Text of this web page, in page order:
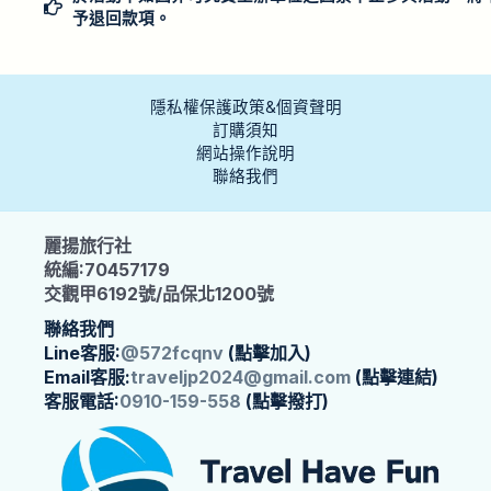
予退回款項。
隱私權保護政策&個資聲明
訂購須知
網站操作說明
聯絡我們
麗揚旅行社
統編:70457179
交觀甲6192號/品保北1200號
聯絡我們
Line客服:@572fcqnv (點擊加入)
Email客服:traveljp2024@gmail.com (點擊連結)
客服電話:0910-159-558 (點擊撥打)